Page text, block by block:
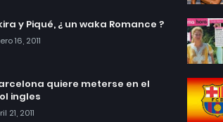
y Piqué, ¿ un waka Romance ?
16, 2011
quiere meterse en el
ingles
21, 2011